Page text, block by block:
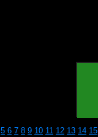
5 6 7 8 9 10 11 12 13 14 15